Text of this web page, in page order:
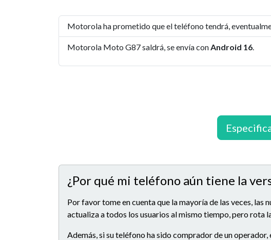
Motorola ha prometido que el teléfono tendrá,
Motorola Moto G87 saldrá, se envía conAndroid 16.
¿Por qué mi teléfono aún tiene la
Por favor tome en cuenta que la mayoría de las veces,
actualiza a todos los usuarios al mismo tiempo, pero rota
Además, si su teléfono ha sido comprador de un